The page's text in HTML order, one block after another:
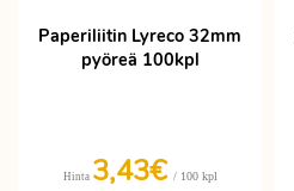
Paperiliitin Lyreco 32mm
pyöreä 100kpl
Hinta 3,43€ / 100 kpl